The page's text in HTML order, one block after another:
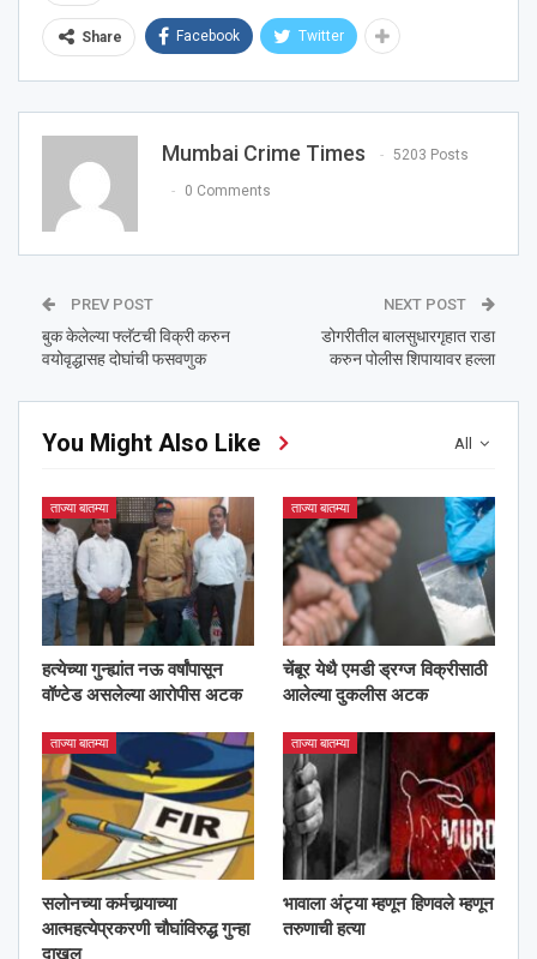
Share Facebook Twitter
Mumbai Crime Times 5203 Posts
0 Comments
PREV POST
बुक केलेल्या फ्लॅटची विक्री करुन
वयोवृद्धासह दोघांची फसवणुक
NEXT POST
डोगरीतील बालसुधारगृहात राडा
करुन पोलीस शिपायावर हल्ला
All
You Might Also Like
ताज्या बातम्या
हत्येच्या गुन्ह्यांत नऊ वर्षांपासून
वॉण्टेड असलेल्या आरोपीस अटक
ताज्या बातम्या
चेंबूर येथै एमडी ड्रग्ज विक्रीसाठी
आलेल्या दुकलीस अटक
ताज्या बातम्या
सलोनच्या कर्मचार्‍याच्या
आत्महत्येप्रकरणी चौघांविरुद्ध गुन्हा
ताज्या बातम्या
भावाला अंट्या म्हणून हिणवले म्हणून
तरुणाची हत्या